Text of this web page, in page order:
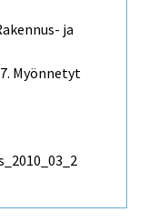
ja
Myönnetyt